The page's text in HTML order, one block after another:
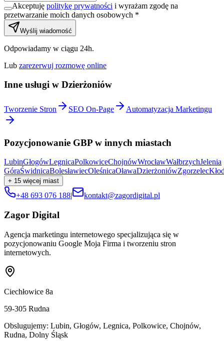
Akceptuję politykę prywatności i wyrażam zgodę na
przetwarzanie moich danych osobowych *
Wyślij wiadomość
Odpowiadamy w ciągu 24h.
Lub zarezerwuj rozmowę online
Inne usługi w Dzierżoniów
Tworzenie Stron SEO On-Page Automatyzacja Marketingu
Pozycjonowanie GBP w innych miastach
LubinGłogówLegnicaPolkowiceChojnówWrocławWałbrzychJelenia
GóraŚwidnicaBolesławiecOleśnicaOławaDzierżoniówZgorzelec
+ 15 więcej miast
+48 693 076 188| kontakt@zagordigital.pl
Zagor Digital
Agencja marketingu internetowego specjalizująca się w
pozycjonowaniu Google Moja Firma i tworzeniu stron
internetowych.
Ciechłowice 8a
59-305 Rudna
Obslugujemy: Lubin, Głogów, Legnica, Polkowice, Chojnów,
Rudna, Dolny Śląsk